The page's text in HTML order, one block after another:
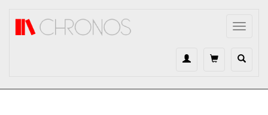
Toggle